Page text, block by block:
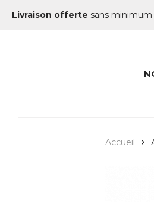
Livraison offerte sans
Accueil